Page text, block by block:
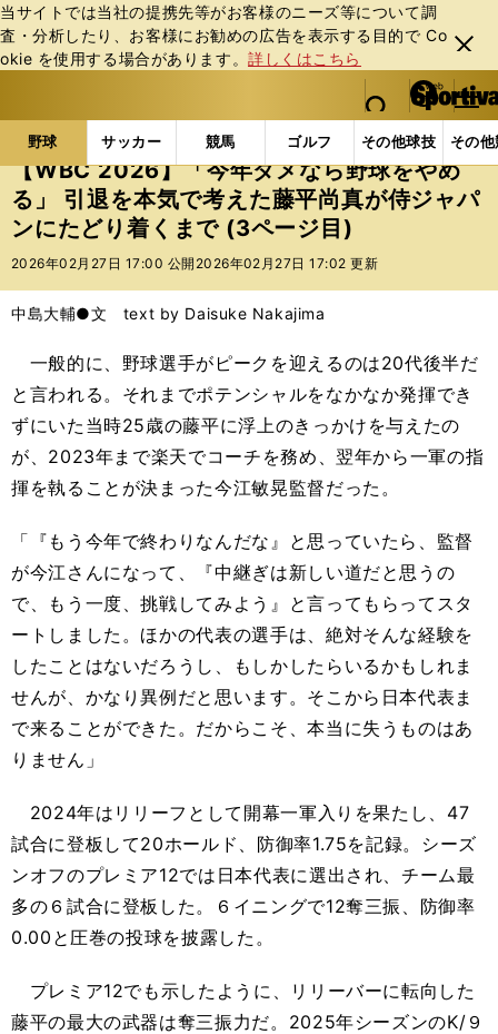
当サイトでは当社の提携先等がお客様のニーズ等について調
査・分析したり、お客様にお勧めの広告を表⽰する⽬的で Co
okie を使⽤する場合があります。詳しくはこちら
閉じ
る
web Sportiva (webスポルティーバ)
検索
マイペ
ー
ジ
メニュ
野球 サッカー 競馬 ゴルフ その他球技 その
b
ス
ポ
ル
テ
ー
バ
野球の記事一覧 プロ野球 【WBC 2026】「今年ダ
【WBC 2026】「今年ダメなら野球をやめ
る」 引退を本気で考えた藤平尚真が侍ジャパ
ンにたどり着くまで (3ページ目)
2026年02月27日 17:00 公開 2026年02月27日 17:02 更新
中島大輔●文 text by Daisuke Nakajima
一般的に、野球選手がピークを迎えるのは20代後半だ
と言われる。それまでポテンシャルをなかなか発揮でき
ずにいた当時25歳の藤平に浮上のきっかけを与えたの
が、2023年まで楽天でコーチを務め、翌年から一軍の指
揮を執ることが決まった今江敏晃監督だった。
「『もう今年で終わりなんだな』と思っていたら、監督
が今江さんになって、『中継ぎは新しい道だと思うの
で、もう一度、挑戦してみよう』と言ってもらってスタ
ートしました。ほかの代表の選手は、絶対そんな経験を
したことはないだろうし、もしかしたらいるかもしれま
せんが、かなり異例だと思います。そこから日本代表ま
で来ることができた。だからこそ、本当に失うものはあ
りません」
2024年はリリーフとして開幕一軍入りを果たし、47
試合に登板して20ホールド、防御率1.75を記録。シーズ
ンオフのプレミア12では日本代表に選出され、チーム最
多の６試合に登板した。６イニングで12奪三振、防御率
0.00と圧巻の投球を披露した。
プレミア12でも示したように、リリーバーに転向した
藤平の最大の武器は奪三振力だ。2025年シーズンのK/９